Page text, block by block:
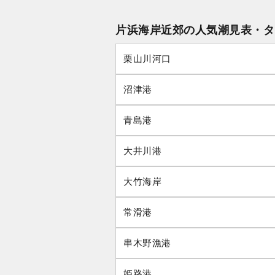
片浜海岸近郊の人気潮見表・
栗山川河口
沼津港
青島港
大井川港
大竹海岸
常滑港
串木野漁港